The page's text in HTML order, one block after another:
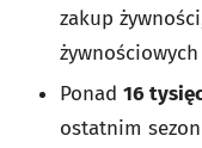
zakup
Ponad 16
ostatnim